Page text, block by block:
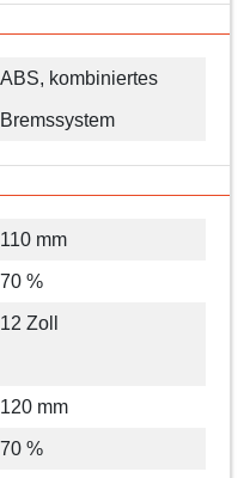
ABS, kombiniertes
Bremssystem
110 mm
70 %
12 Zoll
120 mm
70 %